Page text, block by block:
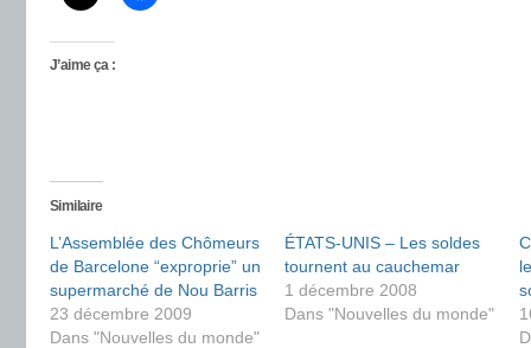
J’aime ça :
Similaire
L’Assemblée des Chômeurs
de Barcelone “exproprie” un
supermarché de Nou Barris
23 décembre 2009
Dans "Nouvelles du monde"
ÉTATS-UNIS – Les soldes
tournent au cauchemar
1 décembre 2008
Dans "Nouvelles du monde"